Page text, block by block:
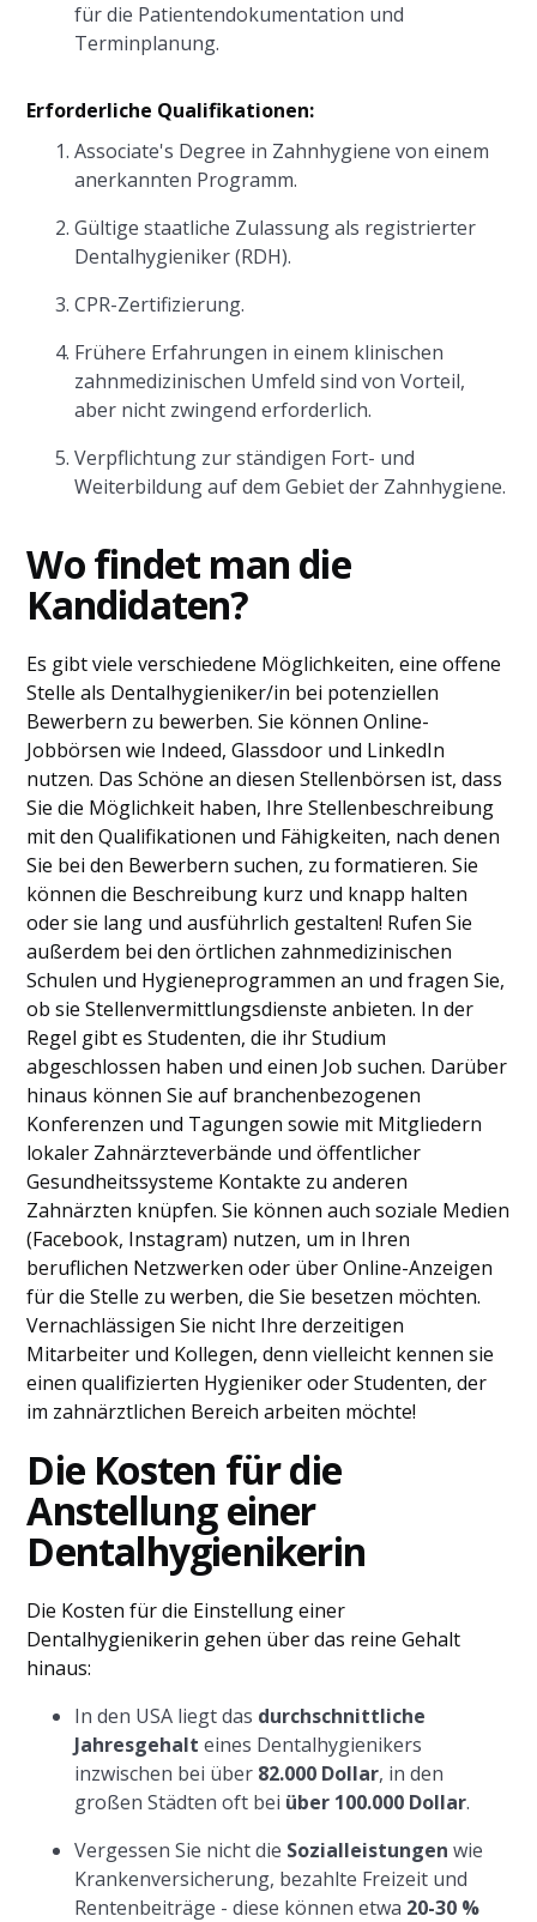
für die Patientendokumentation und
Terminplanung.
Erforderliche Qualifikationen:
Associate's Degree in Zahnhygiene von einem
anerkannten Programm.
Gültige staatliche Zulassung als registrierter
Dentalhygieniker (RDH).
CPR-Zertifizierung.
Frühere Erfahrungen in einem klinischen
zahnmedizinischen Umfeld sind von Vorteil,
aber nicht zwingend erforderlich.
Verpflichtung zur ständigen Fort- und
Weiterbildung auf dem Gebiet der Zahnhygiene.
Wo findet man die
Kandidaten?
Es gibt viele verschiedene Möglichkeiten, eine offene
Stelle als Dentalhygieniker/in bei potenziellen
Bewerbern zu bewerben. Sie können Online-
Jobbörsen wie Indeed, Glassdoor und LinkedIn
nutzen. Das Schöne an diesen Stellenbörsen ist, dass
Sie die Möglichkeit haben, Ihre Stellenbeschreibung
mit den Qualifikationen und Fähigkeiten, nach denen
Sie bei den Bewerbern suchen, zu formatieren. Sie
können die Beschreibung kurz und knapp halten
oder sie lang und ausführlich gestalten! Rufen Sie
außerdem bei den örtlichen zahnmedizinischen
Schulen und Hygieneprogrammen an und fragen Sie,
ob sie Stellenvermittlungsdienste anbieten. In der
Regel gibt es Studenten, die ihr Studium
abgeschlossen haben und einen Job suchen. Darüber
hinaus können Sie auf branchenbezogenen
Konferenzen und Tagungen sowie mit Mitgliedern
lokaler Zahnärzteverbände und öffentlicher
Gesundheitssysteme Kontakte zu anderen
Zahnärzten knüpfen. Sie können auch soziale Medien
(Facebook, Instagram) nutzen, um in Ihren
beruflichen Netzwerken oder über Online-Anzeigen
für die Stelle zu werben, die Sie besetzen möchten.
Vernachlässigen Sie nicht Ihre derzeitigen
Mitarbeiter und Kollegen, denn vielleicht kennen sie
einen qualifizierten Hygieniker oder Studenten, der
im zahnärztlichen Bereich arbeiten möchte!
Die Kosten für die
Anstellung einer
Dentalhygienikerin
Die Kosten für die Einstellung einer
Dentalhygienikerin gehen über das reine Gehalt
hinaus:
In den USA liegt das durchschnittliche
Jahresgehalt eines Dentalhygienikers
inzwischen bei über 82.000 Dollar, in den
großen Städten oft bei über 100.000 Dollar.
Vergessen Sie nicht die Sozialleistungen wie
Krankenversicherung, bezahlte Freizeit und
Rentenbeiträge - diese können etwa 20-30 %